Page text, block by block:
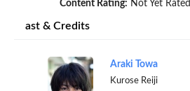
Content Rating: Not Yet Rated
ast & Credits
Araki Towa
Kurose Reiji